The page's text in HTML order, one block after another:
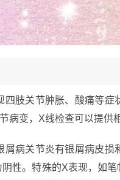
肢关节肿胀、酸痛等症
病变，X线检查可以提供
病关节炎有银屑病皮损
性。特殊的X表现，如